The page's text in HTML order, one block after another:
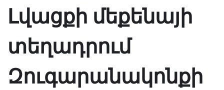
Լվացքի մեքենայի
տեղադրում
Զուգարանակոնքի